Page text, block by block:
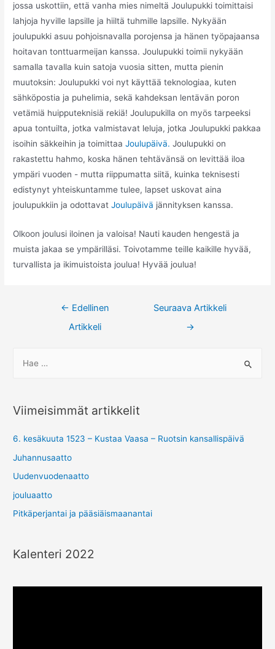
jossa uskottiin, että vanha mies nimeltä Joulupukki toimittaisi
lahjoja hyville lapsille ja hiiltä tuhmille lapsille. Nykyään
joulupukki asuu pohjoisnavalla porojensa ja hänen työpajaansa
hoitavan tonttuarmeijan kanssa. Joulupukki toimii nykyään
samalla tavalla kuin satoja vuosia sitten, mutta pienin
muutoksin: Joulupukki voi nyt käyttää teknologiaa, kuten
sähköpostia ja puhelimia, sekä kahdeksan lentävän poron
vetämiä huipputeknisiä rekiä! Joulupukilla on myös tarpeeksi
apua tontuilta, jotka valmistavat leluja, jotka Joulupukki pakkaa
isoihin säkkeihin ja toimittaaJoulupäivä. Joulupukki on
rakastettu hahmo, koska hänen tehtävänsä on levittää iloa
ympäri vuoden - mutta riippumatta siitä, kuinka teknisesti
edistynyt yhteiskuntamme tulee, lapset uskovat aina
joulupukkiin ja odottavatJoulupäivä jännityksen kanssa.
Olkoon joulusi iloinen ja valoisa! Nauti kauden hengestä ja
muista jakaa se ympärilläsi. Toivotamme teille kaikille hyvää,
turvallista ja ikimuistoista joulua! Hyvää joulua!
Artikkelien
← Edellinen
Artikkeli
Seuraava Artikkeli
→
i
:
Viimeisimmät artikkelit
6. kesäkuuta 1523 – Kustaa Vaasa – Ruotsin kansallispäivä
Juhannusaatto
Uudenvuodenaatto
jouluaatto
Pitkäperjantai ja pääsiäismaanantai
Kalenteri 2022